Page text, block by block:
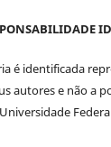
é identificada
autores e não a